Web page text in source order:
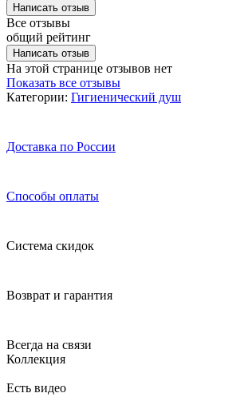
Написать отзыв
Все отзывы
общий рейтинг
Написать отзыв
На этой странице отзывов нет
Показать все отзывы
Категории: Гигиенический душ
Доставка по России
Способы оплаты
Система скидок
Возврат и гарантия
Всегда на связи
Коллекция
Есть видео